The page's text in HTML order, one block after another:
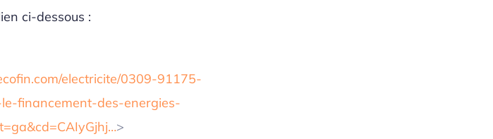
ci-dessous :
electricite/0309-91175-
financement-des-energies-
>